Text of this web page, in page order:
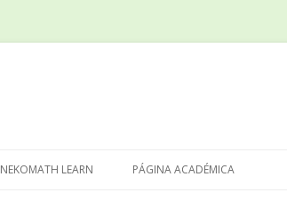
NEKOMATH LEARN PÁGINA ACADÉMICA